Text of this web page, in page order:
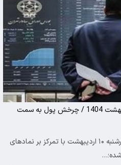
پیش بینی بورس چهارشنبه 10 اردیبهشت 1404 / چرخش پول به سمت
اقتصاد ۱۰۰- بازار سهام در آستانه چهارشنبه ۱۰ اردیبهشت با تمرکز بر نمادهای